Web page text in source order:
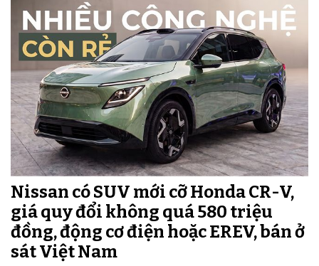
Nissan có SUV mới cỡ Honda CR-V,
giá quy đổi không quá 580 triệu
đồng, động cơ điện hoặc EREV, bán ở
sát Việt Nam